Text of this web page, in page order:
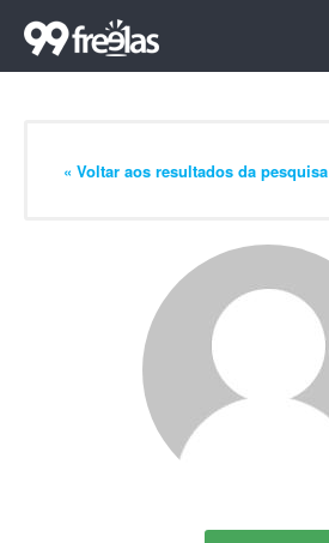
« Voltar aos resultados da pesquisa